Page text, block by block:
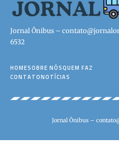
Jornal Ônibus –
6532
HOMESOBRE NÓSQUEM FAZ
CONTATONOTÍCIAS
Jornal Ônibus –